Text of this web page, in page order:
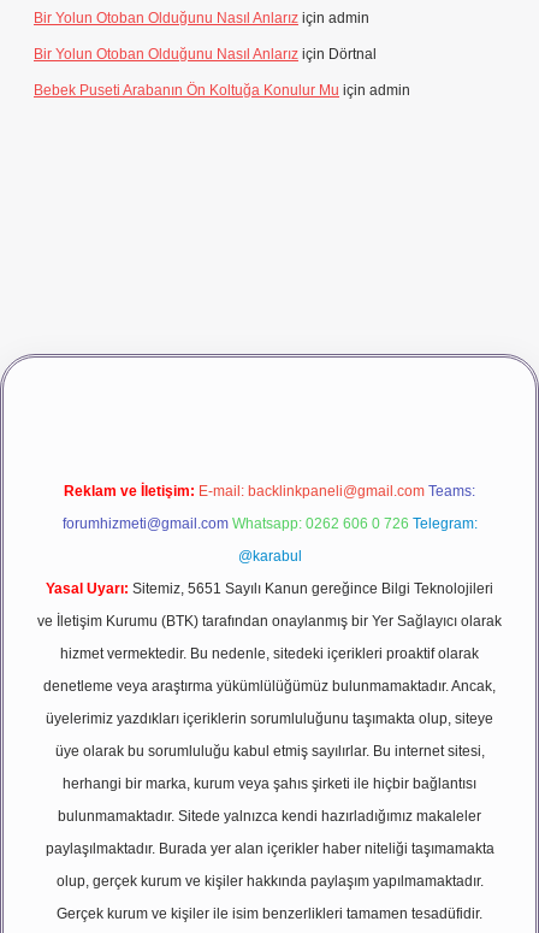
Bir Yolun Otoban Olduğunu Nasıl Anlarız için admin
Bir Yolun Otoban Olduğunu Nasıl Anlarız için Dörtnal
Bebek Puseti Arabanın Ön Koltuğa Konulur Mu için admin
girişbetexper
Reklam ve İletişim: E-mail: backlinkpaneli@gmail.com Teams:
forumhizmeti@gmail.com Whatsapp: 0262 606 0 726 Telegram:
@karabul
Yasal Uyarı: Sitemiz, 5651 Sayılı Kanun gereğince Bilgi Teknolojileri
ve İletişim Kurumu (BTK) tarafından onaylanmış bir Yer Sağlayıcı olarak
hizmet vermektedir. Bu nedenle, sitedeki içerikleri proaktif olarak
denetleme veya araştırma yükümlülüğümüz bulunmamaktadır. Ancak,
üyelerimiz yazdıkları içeriklerin sorumluluğunu taşımakta olup, siteye
üye olarak bu sorumluluğu kabul etmiş sayılırlar. Bu internet sitesi,
herhangi bir marka, kurum veya şahıs şirketi ile hiçbir bağlantısı
bulunmamaktadır. Sitede yalnızca kendi hazırladığımız makaleler
paylaşılmaktadır. Burada yer alan içerikler haber niteliği taşımamakta
olup, gerçek kurum ve kişiler hakkında paylaşım yapılmamaktadır.
Gerçek kurum ve kişiler ile isim benzerlikleri tamamen tesadüfidir.